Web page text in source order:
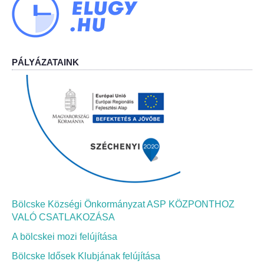
Bölcskei Néptánc Egyesület
Bölcskei Polgárőrség
Bölcskei Klímakör
HIVATAL
Szervezeti felépítés
Dokumentumok
Nyomtatványok
Szabályzatok
PÁLYÁZATAINK
Bölcske Községi Önkormányzat ASP KÖZPONTHOZ
VALÓ CSATLAKOZÁSA
A bölcskei mozi felújítása
Bölcske Idősek Klubjának felújítása